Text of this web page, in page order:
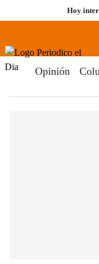
al
Hoy
Menú
Opinión